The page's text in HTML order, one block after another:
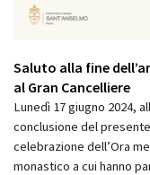
Saluto alla fine
al Gran Cancelliere
Lunedì 17 giugno 2024,
conclusione del
celebrazione dell’Ora
monastico a cui hanno